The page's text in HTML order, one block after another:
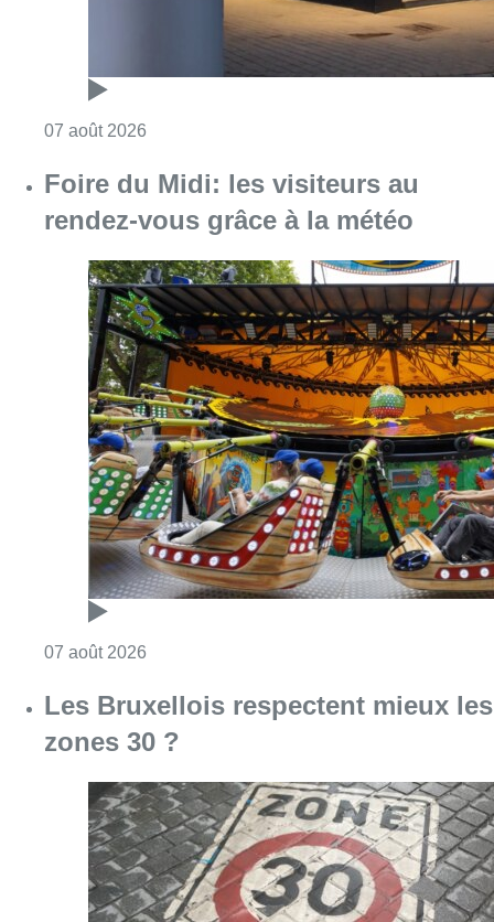
07 août 2026 Consulter l'article "Foire du Midi: les
Les Bruxellois respectent mieux les
zones 30 ?
07 août 2026Consulter l'article "Les Bruxellois